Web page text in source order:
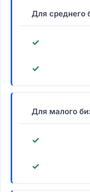
Для среднего
✓
✓
Для малого
✓
✓